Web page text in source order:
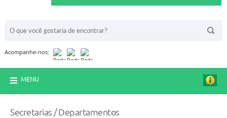
Acompanhe-nos:
MENU
Secretarias / Departamentos